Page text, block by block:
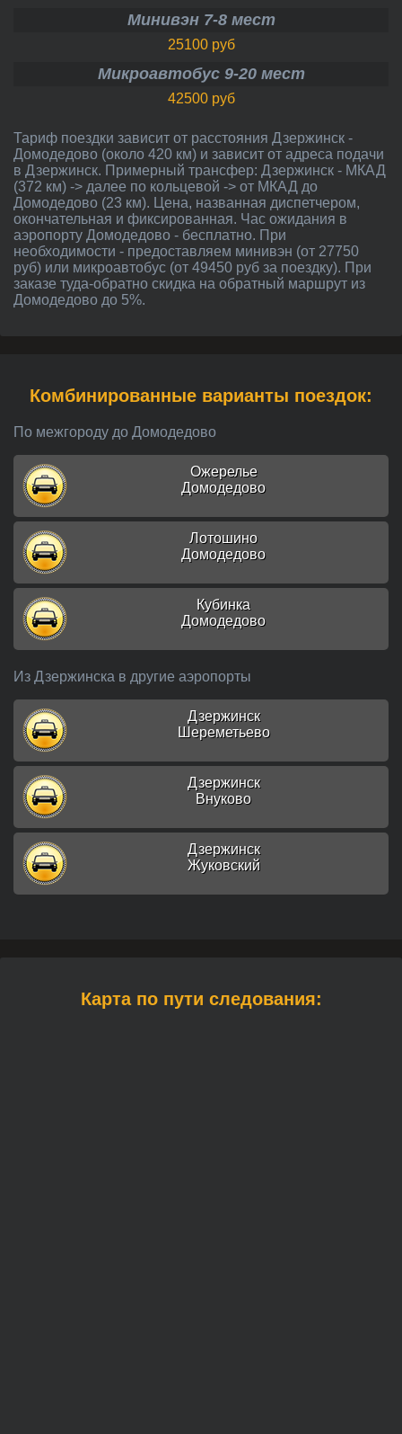
Минивэн 7-8 мест
25100 руб
Микроавтобус 9-20 мест
42500 руб
Тариф поездки зависит от расстояния Дзержинск -
Домодедово (около 420 км) и зависит от адреса подачи
в Дзержинск. Примерный трансфер: Дзержинск - МКАД
(372 км) -> далее по кольцевой -> от МКАД до
Домодедово (23 км). Цена, названная диспетчером,
окончательная и фиксированная. Час ожидания в
аэропорту Домодедово - бесплатно. При
необходимости - предоставляем минивэн (от 27750
руб) или микроавтобус (от 49450 руб за поездку). При
заказе туда-обратно скидка на обратный маршрут из
Домодедово до 5%.
Комбинированные варианты поездок:
По межгороду до Домодедово
Ожерелье
Домодедово
Лотошино
Домодедово
Кубинка
Домодедово
Из Дзержинска в другие аэропорты
Дзержинск
Шереметьево
Дзержинск
Внуково
Дзержинск
Жуковский
Карта по пути следования: